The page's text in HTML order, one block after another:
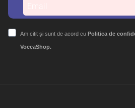
Am citit și sunt de acord cu Politica de
VoceaShop.